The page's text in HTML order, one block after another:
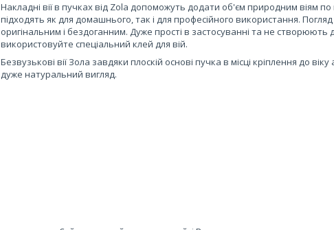
Накладні вії в пучках від Zola допоможуть додати об'єм природним віям по
підходять як для домашнього, так і для професійного використання.
оригінальним і бездоганним. Дуже прості в застосуванні та не
використовуйте спеціальний клей для вій.
Безвузькові вії Зола завдяки плоскій основі пучка в місці кріплення до
дуже натуральний вигляд.